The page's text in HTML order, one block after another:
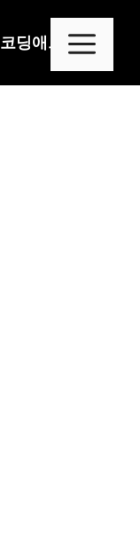
코딩애드센스